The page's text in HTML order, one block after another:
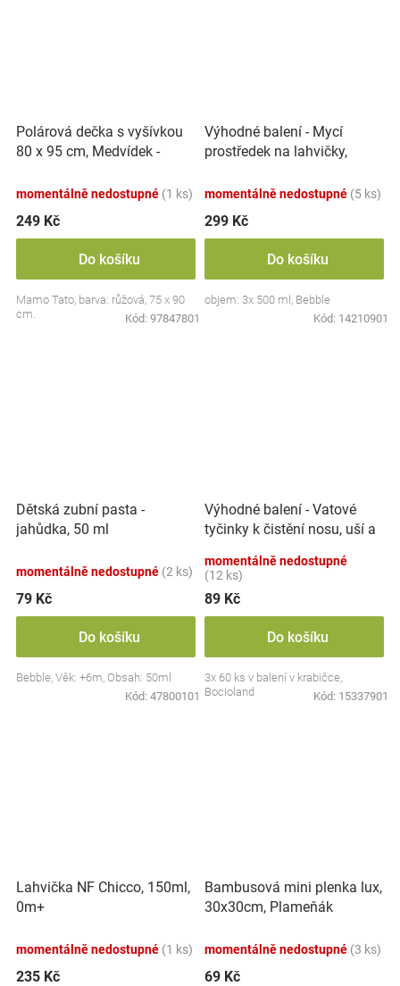
Polárová dečka s vyšívkou
80 x 95 cm, Medvídek -
momentálně nedostupné (1 ks)
249 Kč
Do košíku
Mamo Tato, barva: růžová, 75 x 90
cm.
Kód: 97847801
Výhodné balení - Mycí
prostředek na lahvičky,
momentálně nedostupné (5 ks)
299 Kč
Do košíku
objem: 3x 500 ml, Bebble
Kód: 14210901
Dětská zubní pasta -
jahůdka, 50 ml
momentálně nedostupné (2 ks)
79 Kč
Do košíku
Bebble, Věk: +6m, Obsah: 50ml
Kód: 47800101
Výhodné balení - Vatové
tyčinky k čistění nosu, uší a
momentálně nedostupné
(12 ks)
89 Kč
Do košíku
3x 60 ks v balení v krabičce,
Bocioland
Kód: 15337901
Lahvička NF Chicco, 150ml,
0m+
momentálně nedostupné (1 ks)
235 Kč
Bambusová mini plenka lux,
30x30cm, Plameňák
momentálně nedostupné (3 ks)
69 Kč